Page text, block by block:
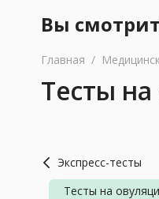
Вы
Главная /
Тесты
Экспресс-тесты
Тесты на